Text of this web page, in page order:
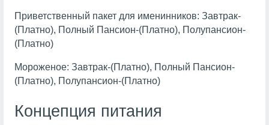
Приветственный пакет для именинников: Завтрак-
(Платно), Полный Пансион-(Платно), Полупансион-
(Платно)
Мороженое: Завтрак-(Платно), Полный Пансион-
(Платно), Полупансион-(Платно)
Концепция питания